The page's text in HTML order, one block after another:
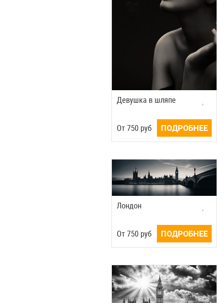
Девушка в шляпе
Oт750руб ПОДРОБНЕЕ
Лондон
Oт750руб ПОДРОБНЕЕ